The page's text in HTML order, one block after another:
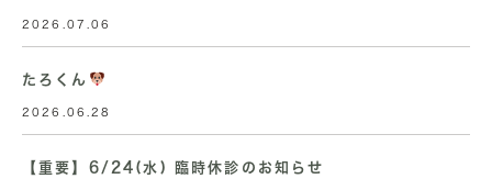
2026.07.06
たろくん
2026.06.28
【重要】6/24(水) 臨時休診のお知らせ